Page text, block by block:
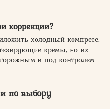
коррекции?
холодный компресс.
кремы, но их
и под контролем
по выбору